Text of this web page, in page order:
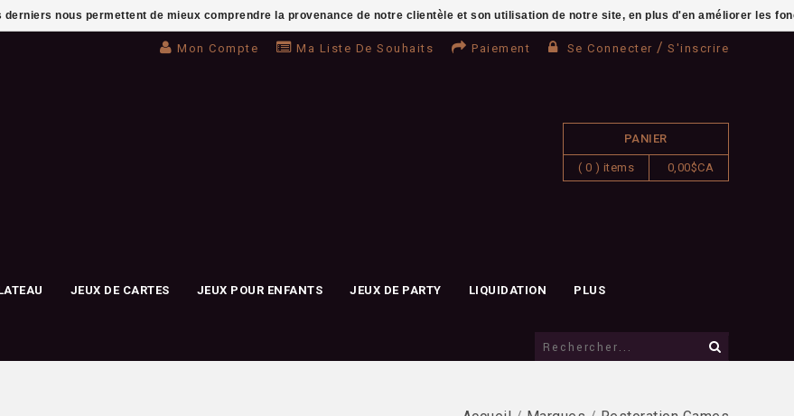
Mon Compte Ma Liste De Souhaits Paiement Se Connecter / S'inscrire
PANIER
( 0 ) items 0,00$CA
JEUX DE CARTES JEUX POUR ENFANTS JEUX DE PARTY LIQUIDATION PLUS
nous permettent de mieux comprendre la provenance de notre clientèle et son utilisation de notre site, en plus d'en améliorer les